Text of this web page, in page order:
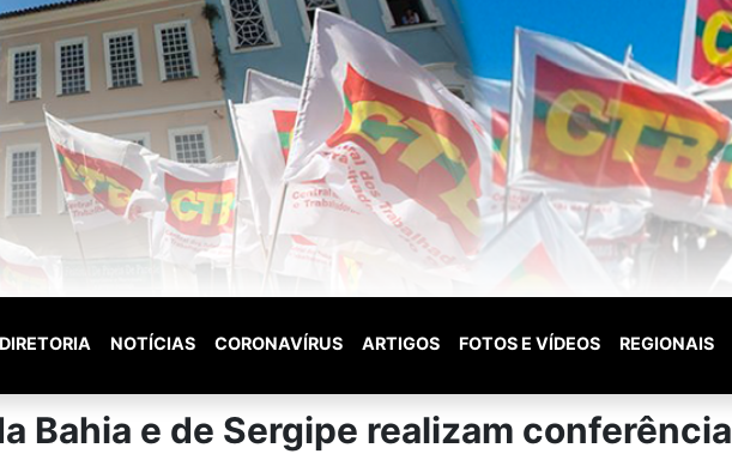
DIRETORIA NOTÍCIAS CORONAVÍRUS ARTIGOS FOTOS E VÍDEOS REGIONAIS
Bahia e de Sergipe realizam conferência